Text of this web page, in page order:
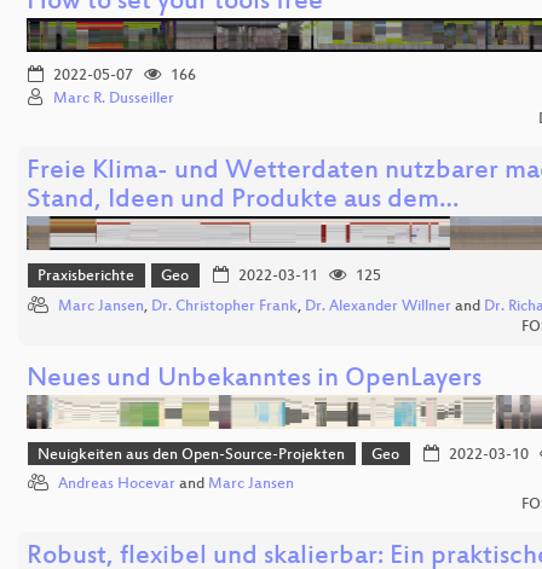
2022-05-07
166
Marc R. Dusseiller
Freie Klima- und Wetterdaten nutzbarer
Stand, Ideen und Produkte aus dem…
Praxisberichte Geo 2022-03-11
125
Marc Jansen, Dr. Christopher Frank, Dr. Alexander Willner and Dr.
Neues und Unbekanntes in OpenLayers
Neuigkeiten aus den Open-Source-Projekten Geo
2022-03-10
Andreas Hocevar and Marc Jansen
Robust, flexibel und skalierbar: Ein